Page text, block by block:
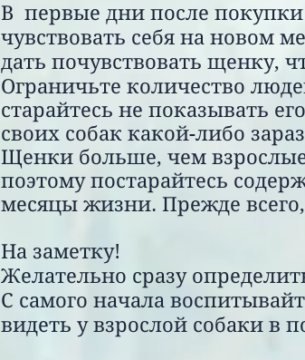
В первые дни после
чувствовать себя на новом
дать почувствовать щенку,
Ограничьте количество
старайтесь не показывать
своих собак какой-либо
Щенки больше, чем
поэтому постарайтесь
месяцы жизни. Прежде всего,
На заметку!
Желательно сразу
С самого начала
видеть у взрослой собаки в